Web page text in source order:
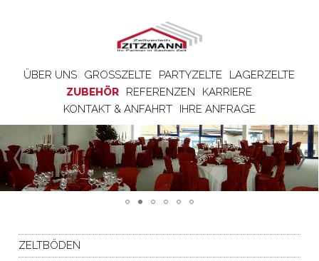
ÜBER UNS GROSSZELTE PARTYZELTE
LAGERZELTE
ZUBEHÖR
REFERENZEN
KARRIERE
KONTAKT & ANFAHRT
IHRE ANFRAGE
ZELTBÖDEN